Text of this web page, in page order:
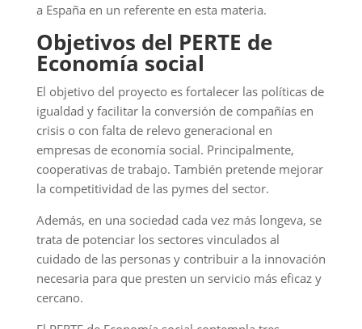
a España en un referente en esta materia.
Objetivos del PERTE de
Economía social
El objetivo del proyecto es fortalecer las políticas de
igualdad y facilitar la conversión de compañías en
crisis o con falta de relevo generacional en
empresas de economía social. Principalmente,
cooperativas de trabajo. También pretende mejorar
la competitividad de las pymes del sector.
Además, en una sociedad cada vez más longeva, se
trata de potenciar los sectores vinculados al
cuidado de las personas y contribuir a la innovación
necesaria para que presten un servicio más eficaz y
cercano.